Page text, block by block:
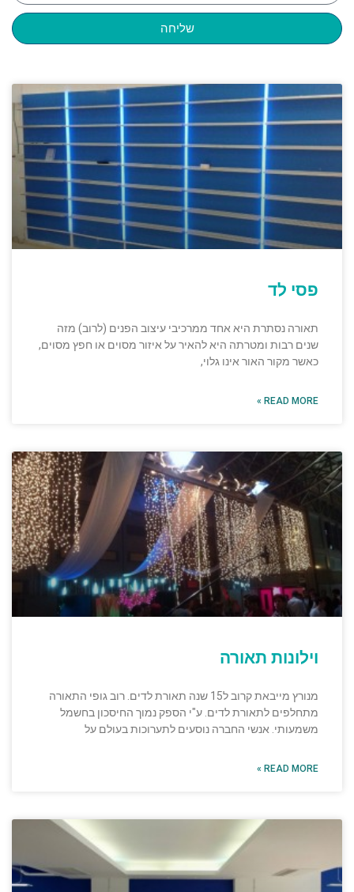
שליחה
פסי לד
תאורה נסתרת היא אחד ממרכיבי עיצוב הפנים (לרוב) מזה
שנים רבות ומטרתה היא להאיר על איזור מסוים או חפץ מסוים,
כאשר מקור האור אינו גלוי,
READ MORE »
וילונות תאורה
מנורץ מייבאת קרוב ל15 שנה תאורת לדים. רוב גופי התאורה
מתחלפים לתאורת לדים. ע"י הספק נמוך החיסכון בחשמל
משמעותי. אנשי החברה נוסעים לתערוכות בעולם על
READ MORE »